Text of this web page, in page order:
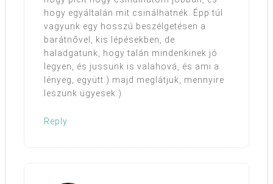
hogy egyáltalán mit csinálhatnék. Épp túl
vagyunk egy hosszú beszélgetésen a
barátnővel, kis lépésekben, de
haladgatunk, hogy talán mindenkinek jó
legyen, és jussunk is valahová, és ami a
lényeg, együtt:) majd meglátjuk, mennyire
leszünk ügyesek:)
Reply